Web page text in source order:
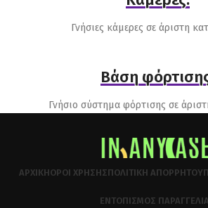
Γνήσιες κάμερες σε άριστη
Βάση
Γνήσιο σύστημα φόρτισης σε
ΑΡΧΙΚΉΌΡΟΙ ΧΡΉΣΗΣΠΟΛΙΤΙΚΉ ΑΠΟΡΡΉΤΟΥ
ΕΝΤΟΠΙΣΜΌΣ